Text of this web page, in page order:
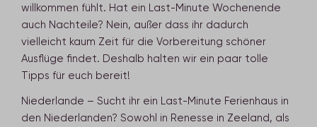
willkommen fühlt. Hat ein Last-Minute Wochenende
auch Nachteile? Nein, außer dass ihr dadurch
vielleicht kaum Zeit für die Vorbereitung schöner
Ausflüge findet. Deshalb halten wir ein paar tolle
Tipps für euch bereit!
Niederlande – Sucht ihr ein Last-Minute Ferienhaus in
den Niederlanden? Sowohl in Renesse in Zeeland, als